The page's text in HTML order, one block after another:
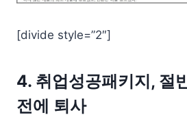
[divide style=”2″]
4. 취업성공패키지, 절
전에 퇴사